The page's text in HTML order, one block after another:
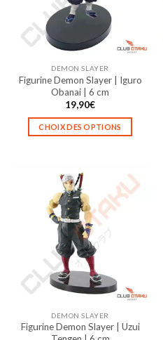
être
choisies
sur
page
du
produit
DEMON SLAYER
Figurine Demon Slayer | Iguro
Obanai | 6 cm
19,90€
CHOIX DES OPTIONS
a
plusieurs
variations.
Les
options
peuvent
être
choisies
sur
page
du
DEMON SLAYER
Figurine Demon Slayer | Uzui